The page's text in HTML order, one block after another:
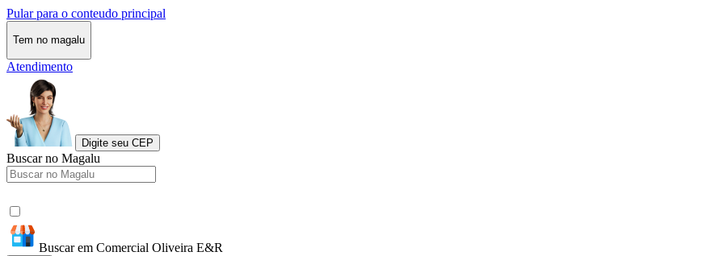
Pular para o conteudo principal
Tem no magalu
Atendimento
Digite seu CEP
Buscar no Magalu
Buscar em Comercial Oliveira E&R